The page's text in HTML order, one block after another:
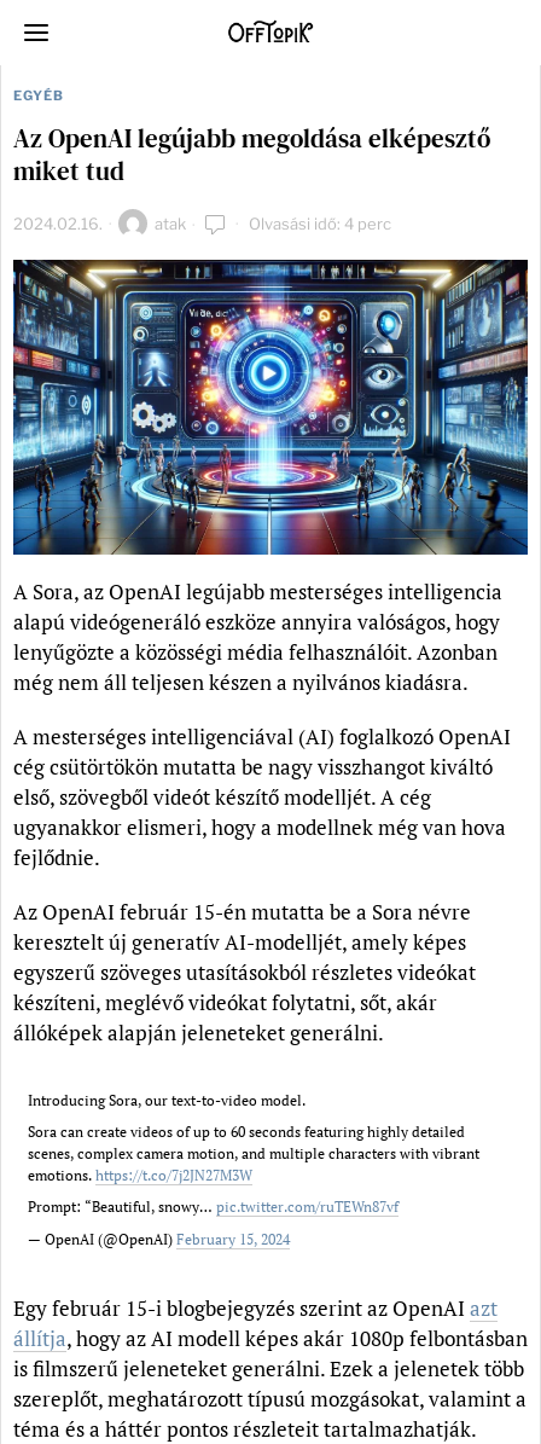
EGYÉB
Az OpenAI legújabb megoldása elképesztő
miket tud
2024.02.16. atak Olvasási idő: 4 perc
A Sora, az OpenAI legújabb mesterséges intelligencia
alapú videógeneráló eszköze annyira valóságos, hogy
lenyűgözte a közösségi média felhasználóit. Azonban
még nem áll teljesen készen a nyilvános kiadásra.
A mesterséges intelligenciával (AI) foglalkozó OpenAI
cég csütörtökön mutatta be nagy visszhangot kiváltó
első, szövegből videót készítő modelljét. A cég
ugyanakkor elismeri, hogy a modellnek még van hova
fejlődnie.
Az OpenAI február 15-én mutatta be a Sora névre
keresztelt új generatív AI-modelljét, amely képes
egyszerű szöveges utasításokból részletes videókat
készíteni, meglévő videókat folytatni, sőt, akár
állóképek alapján jeleneteket generálni.
Introducing Sora, our text-to-video model.
Sora can create videos of up to 60 seconds featuring highly detailed
scenes, complex camera motion, and multiple characters with vibrant
emotions. https://t.co/7j2JN27M3W
Prompt: “Beautiful, snowy… pic.twitter.com/ruTEWn87vf
— OpenAI (@OpenAI) February 15, 2024
Egy február 15-i blogbejegyzés szerint az OpenAI azt
állítja, hogy az AI modell képes akár 1080p felbontásban
is filmszerű jeleneteket generálni. Ezek a jelenetek több
szereplőt, meghatározott típusú mozgásokat, valamint a
téma és a háttér pontos részleteit tartalmazhatják.